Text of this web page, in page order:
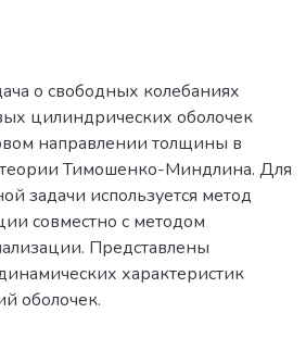
о свободных колебаниях
цилиндрических оболочек
направлении толщины в
Тимошенко-Миндлина. Для
задачи используется метод
совместно с методом
Представлены
характеристик
оболочек.